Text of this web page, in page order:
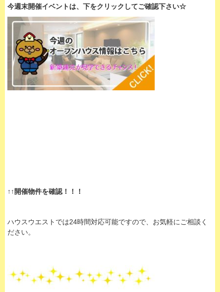
今週末開催イベントは、下をクリックしてご確認下さい☆
↑↑開催物件を確認！！！
ハウスウエストでは24時間対応可能ですので、お気軽にご相談く
ださい。